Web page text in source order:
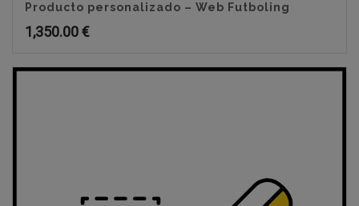
Producto personalizado – Web Futboling
1,350.00€